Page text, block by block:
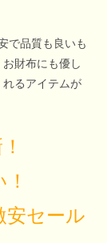
で品質も良いも
財布にも優し
れるアイテムが
安セール